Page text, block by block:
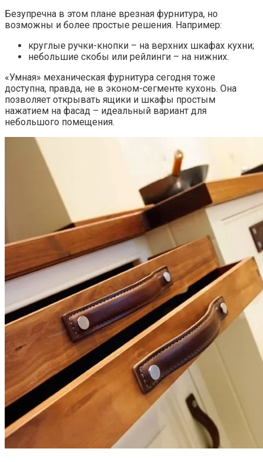
Безупречна в этом плане врезная фурнитура, но
возможны и более простые решения. Например:
круглые ручки-кнопки – на верхних шкафах кухни;
небольшие скобы или рейлинги – на нижних.
«Умная» механическая фурнитура сегодня тоже
доступна, правда, не в эконом-сегменте кухонь. Она
позволяет открывать ящики и шкафы простым
нажатием на фасад – идеальный вариант для
небольшого помещения.